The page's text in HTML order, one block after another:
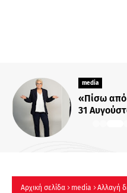
media
«Πίσω από
31
Αρχική σελίδα media
Αλλαγή